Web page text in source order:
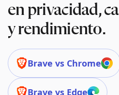
en privacidad,
y rendimiento.
Brave vs Chrome
Brave vs Edge